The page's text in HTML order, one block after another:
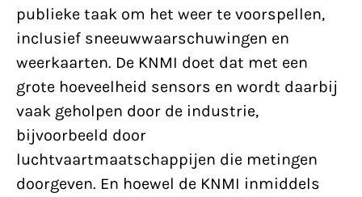
publieke taak om het weer te voorspellen,
inclusief sneeuwwaarschuwingen en
weerkaarten. De KNMI doet dat met een
grote hoeveelheid sensors en wordt daarbij
vaak geholpen door de industrie,
bijvoorbeeld door
luchtvaartmaatschappijen die metingen
doorgeven. En hoewel de KNMI inmiddels